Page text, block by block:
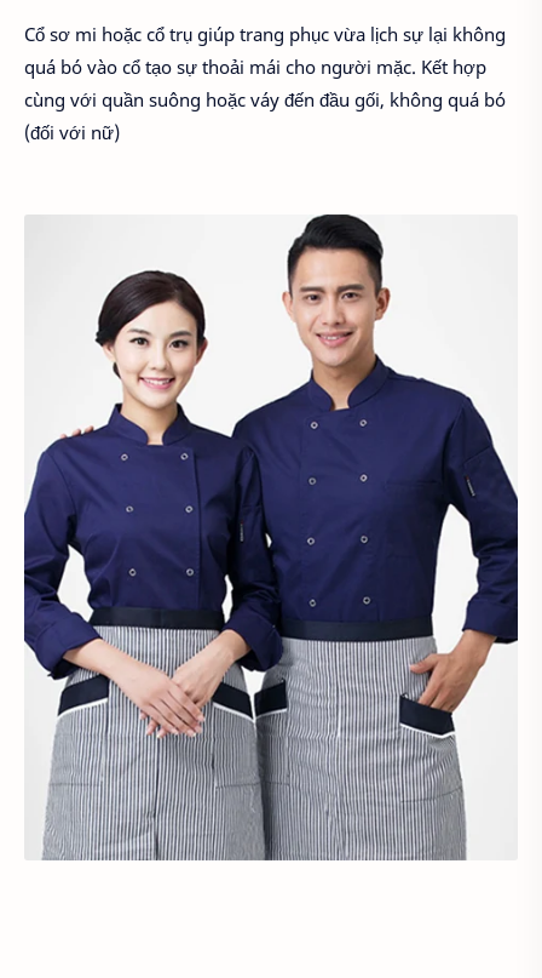
Cổ sơ mi hoặc cổ trụ giúp trang phục vừa lịch sự lại không
quá bó vào cổ tạo sự thoải mái cho người mặc. Kết hợp
cùng với quần suông hoặc váy đến đầu gối, không quá bó
(đối với nữ)